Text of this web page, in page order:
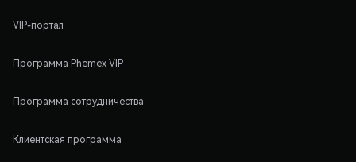
VIP-портал
Программа Phemex VIP
Программа сотрудничества
Клиентская программа